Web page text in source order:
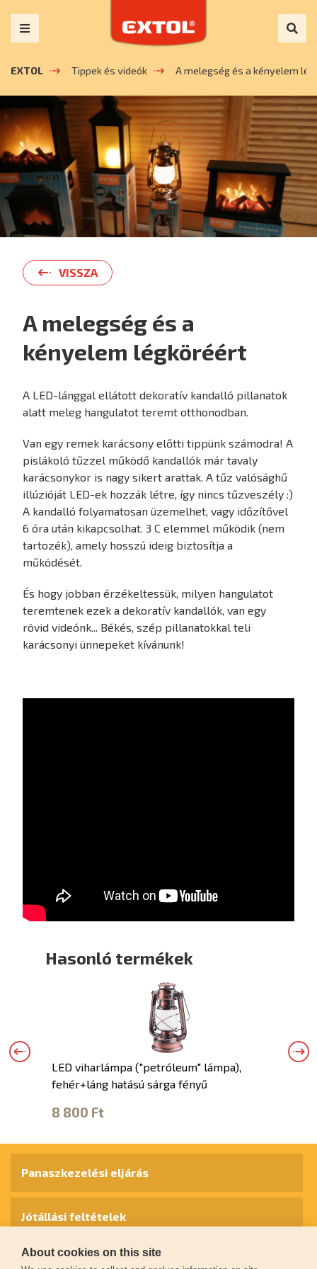
EXTOL Tippek és videók A melegség és a kényelem
VISSZA
A melegség és a
kényelem légköréért
A LED-lánggal ellátott dekoratív kandalló pillanatok
alatt meleg hangulatot teremt otthonodban.
Van egy remek karácsony előtti tippünk számodra! A
pislákoló tűzzel működő kandallók már tavaly
karácsonykor is nagy sikert arattak. A tűz valósághű
illúzióját LED-ek hozzák létre, így nincs tűzveszély :)
A kandalló folyamatosan üzemelhet, vagy időzítővel
6 óra után kikapcsolhat. 3 C elemmel működik (nem
tartozék), amely hosszú ideig biztosítja a
működését.
És hogy jobban érzékeltessük, milyen hangulatot
teremtenek ezek a dekoratív kandallók, van egy
rövid videónk... Békés, szép pillanatokkal teli
karácsonyi ünnepeket kívánunk!
Hasonló termékek
LED viharlámpa ("petróleum" lámpa),
fehér+láng hatású sárga fényű
8 800 Ft
Panaszkezelési eljárás
Jótállási feltételek
Személyes adatok védelme
About cookies on this site